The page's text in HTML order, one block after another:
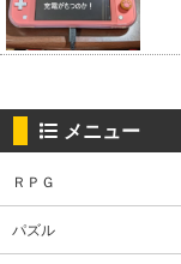
メニュー
ＲＰＧ
パズル